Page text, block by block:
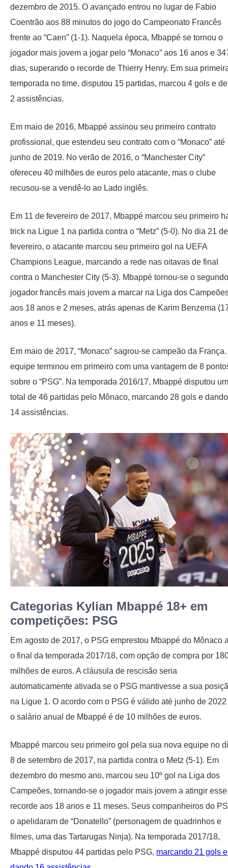
dezembro de 2015. O avançado entrou no lugar de Fabio
Coentrão aos 88 minutos do jogo do Campeonato Francês
frente ao “Caen” (1-1). Naquela época, Mbappé se tornou o
jogador mais jovem a jogar pelo “Monaco” aos 16 anos e
dias, superando o recorde de Thierry Henry. Em sua
temporada no time, disputou 15 partidas, marcou 4 gols e
2 assistências.
Em maio de 2016, Mbappé assinou seu primeiro contrato
profissional, que estendeu seu contrato com o “Monaco” até
junho de 2019. No verão de 2016, o “Manchester City”
ofereceu 40 milhões de euros pelo atacante, mas o clube
recusou-se a vendê-lo ao Lado inglês.
Em 11 de fevereiro de 2017, Mbappé marcou seu primeiro
trick na Ligue 1 na partida contra o “Metz” (5-0). No dia 21 de
fevereiro, o atacante marcou seu primeiro gol na UEFA
Champions League, marcando a rede nas oitavas de final
contra o Manchester City (5-3). Mbappé tornou-se o segundo
jogador francês mais jovem a marcar na Liga dos
aos 18 anos e 2 meses, atrás apenas de Karim Benzema
anos e 11 meses).
Em maio de 2017, “Monaco” sagrou-se campeão da França.
equipe terminou em primeiro com uma vantagem de 8
sobre o “PSG”. Na temporada 2016/17, Mbappé disputou um
total de 46 partidas pelo Mônaco, marcando 28 gols e dando
14 assistências.
Categorias Kylian Mbappé 18+ em
competições: PSG
Em agosto de 2017, o PSG emprestou Mbappé do Mônaco
o final da temporada 2017/18, com opção de compra por
milhões de euros. A cláusula de rescisão seria
automaticamente ativada se o PSG mantivesse a sua
na Ligue 1. O acordo com o PSG é válido até junho de 2022
o salário anual de Mbappé é de 10 milhões de euros.
Mbappé marcou seu primeiro gol pela sua nova equipe no
8 de setembro de 2017, na partida contra o Metz (5-1). Em
dezembro do mesmo ano, marcou seu 10º gol na Liga dos
Campeões, tornando-se o jogador mais jovem a atingir esse
recorde aos 18 anos e 11 meses. Seus companheiros do
o apelidaram de “Donatello” (personagem de quadrinhos e
filmes, uma das Tartarugas Ninja). Na temporada 2017/18,
Mbappé disputou 44 partidas pelo PSG, marcando 21 gols e